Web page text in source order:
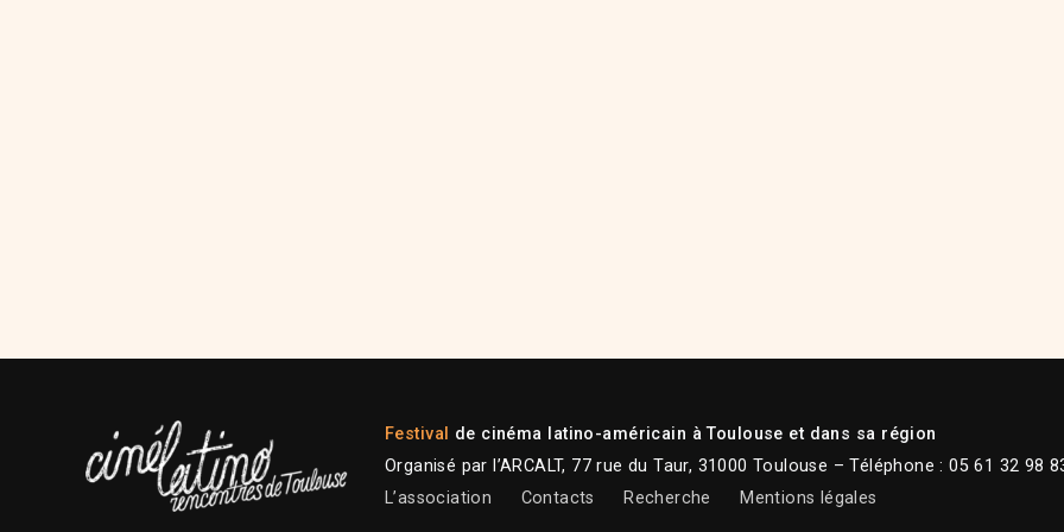
Festival de cinéma latino-américain à Toulouse et dans sa région
Organisé par l’ARCALT, 77 rue du Taur, 31000 Toulouse – Téléphone : 05 61 32 98
L’association
Contacts Recherche Mentions légales